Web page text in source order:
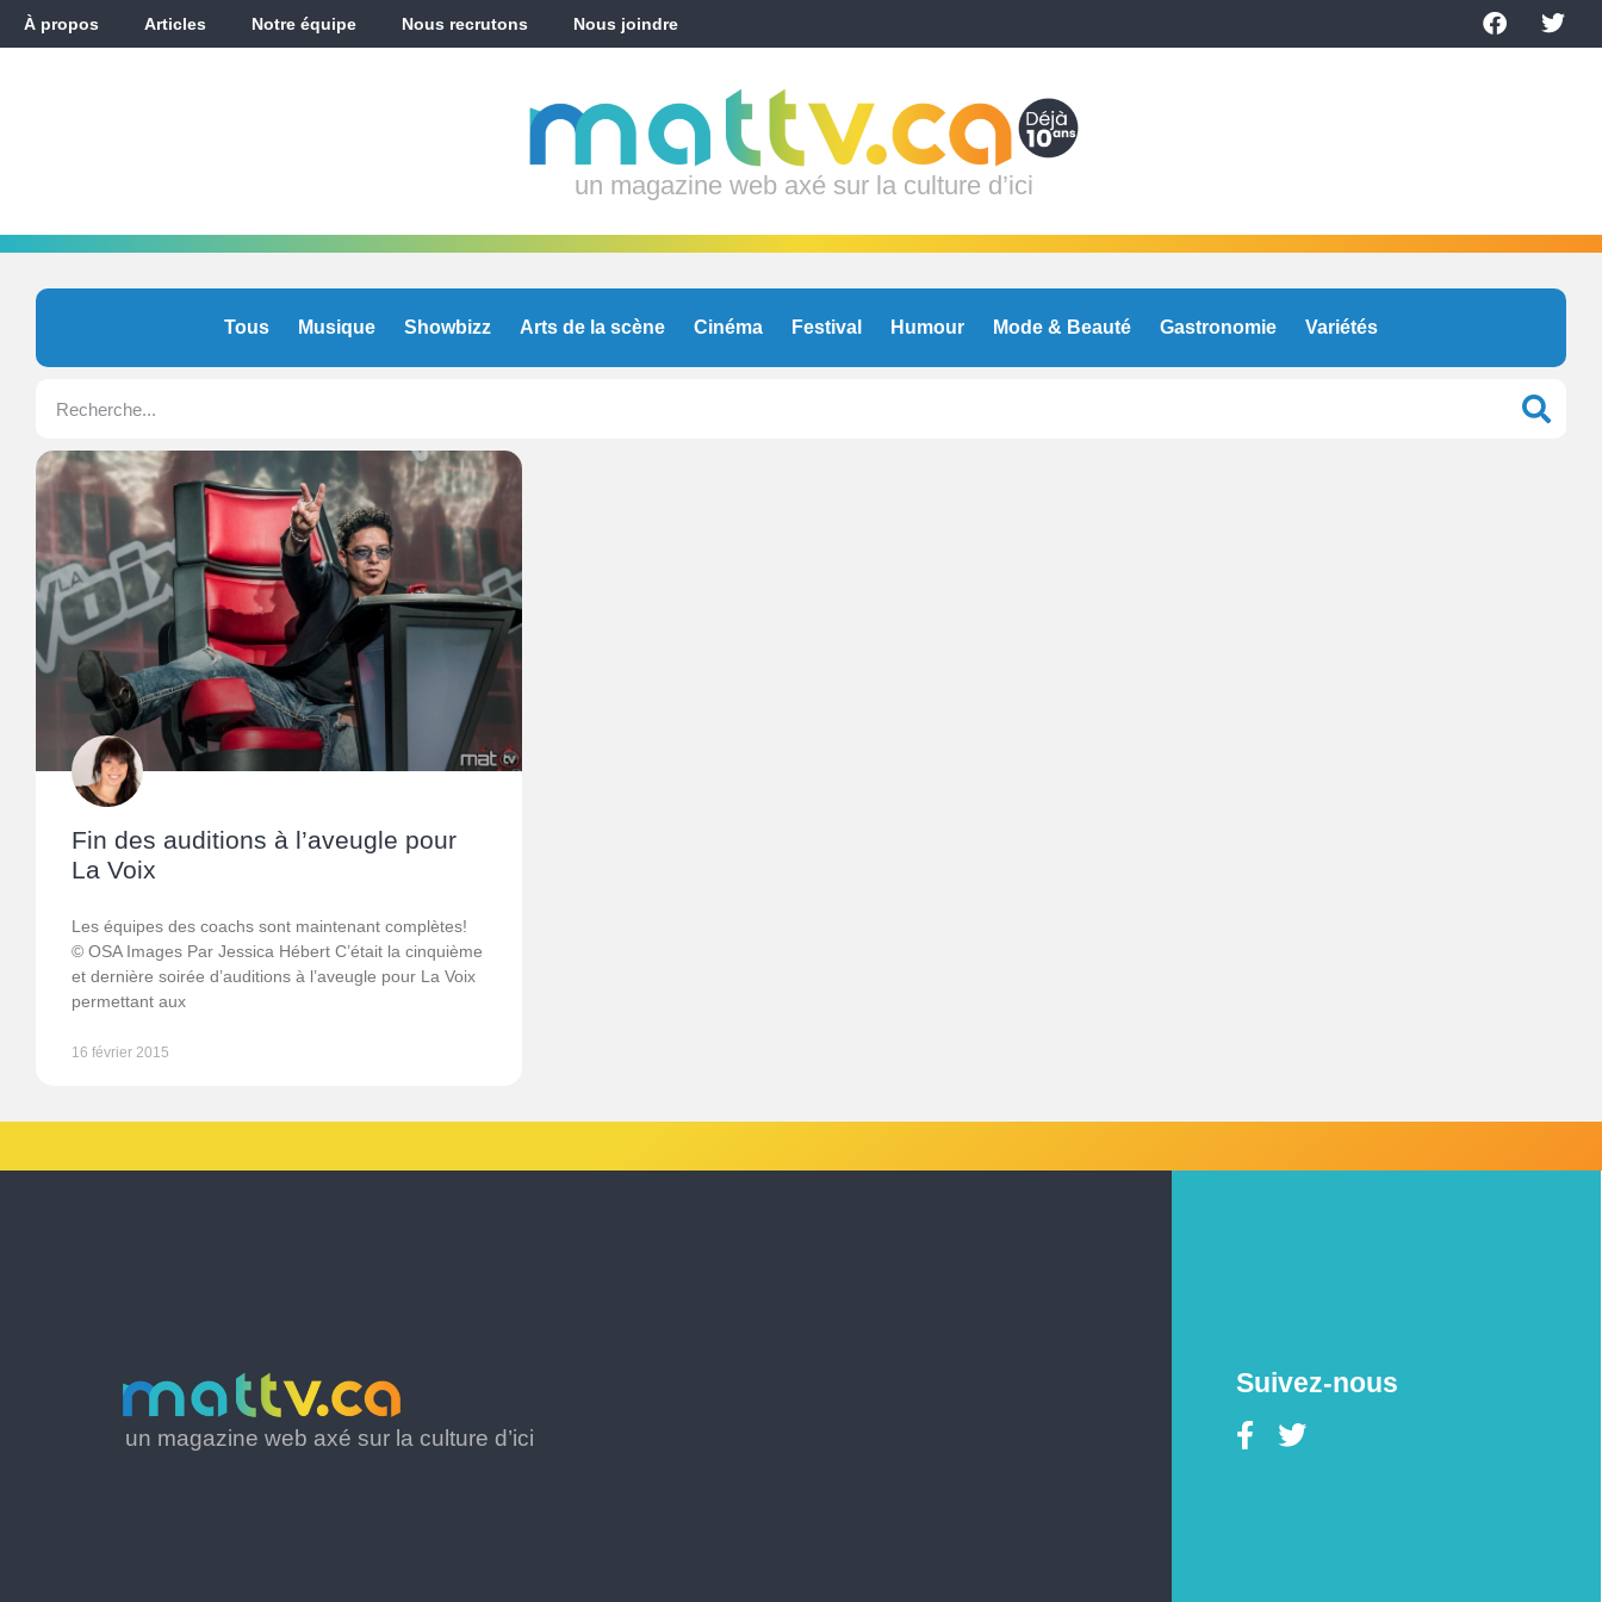
À propos Articles Notre équipe Nous recrutons Nous joindre
un magazine web axé sur la culture d’ici
Tous Musique Showbizz Arts de la scène Cinéma Festival Humour Mode & Beauté Gastronomie Variétés
Fin des auditions à l’aveugle pour
La Voix
Les équipes des coachs sont maintenant complètes!
© OSA Images Par Jessica Hébert C’était la cinquième
et dernière soirée d’auditions à l’aveugle pour La Voix
permettant aux
16 février 2015
un magazine web axé sur la culture d’ici
Suivez-nous